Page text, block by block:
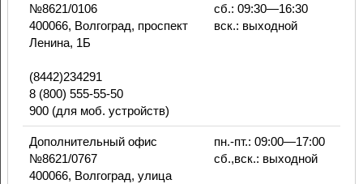
№8621/0106
400066, Волгоград, проспект
Ленина, 1Б
(8442)234291
8 (800) 555-55-50
900 (для моб. устройств)
сб.: 09:30—16:30
вск.: выходной
Дополнительный офис
№8621/0767
400066, Волгоград, улица
пн.-пт.: 09:00—17:00
сб.,вск.: выходной